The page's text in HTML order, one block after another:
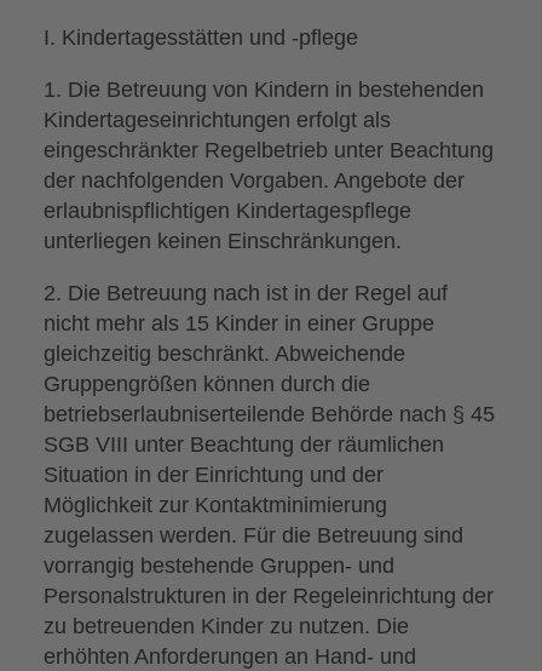
I. Kindertagesstätten und -pflege
1. Die Betreuung von Kindern in bestehenden
Kindertageseinrichtungen erfolgt als
eingeschränkter Regelbetrieb unter Beachtung
der nachfolgenden Vorgaben. Angebote der
erlaubnispflichtigen Kindertagespflege
unterliegen keinen Einschränkungen.
2. Die Betreuung nach ist in der Regel auf
nicht mehr als 15 Kinder in einer Gruppe
gleichzeitig beschränkt. Abweichende
Gruppengrößen können durch die
betriebserlaubniserteilende Behörde nach § 45
SGB VIII unter Beachtung der räumlichen
Situation in der Einrichtung und der
Möglichkeit zur Kontaktminimierung
zugelassen werden. Für die Betreuung sind
vorrangig bestehende Gruppen- und
Personalstrukturen in der Regeleinrichtung der
zu betreuenden Kinder zu nutzen. Die
erhöhten Anforderungen an Hand- und